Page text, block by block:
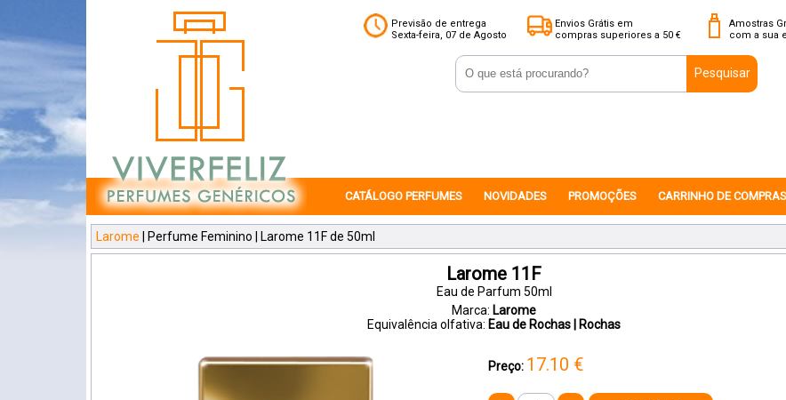
Previsão de entrega
Sexta-feira, 07 de Agosto
Envios Grátis em
compras superiores a 50 €
Amostras
com a sua
Pesquisar
CATÁLOGO PERFUMES NOVIDADES PROMOÇÕES CARRINHO DE COMPRAS
Larome | Perfume Feminino | Larome 11F de 50ml
Larome 11F
Eau de Parfum 50ml
Marca: Larome
Equivalência olfativa: Eau de Rochas | Rochas
Preço: 17.10 €